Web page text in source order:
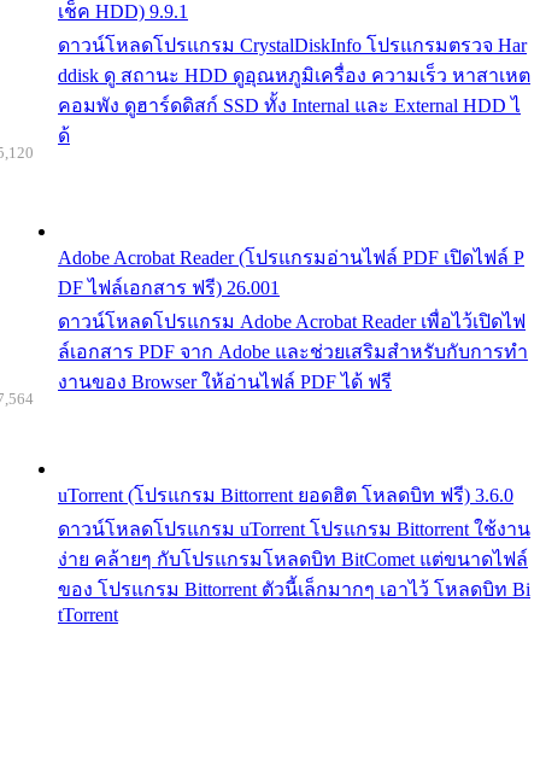
เช็ค HDD) 9.9.1
ดาวน์โหลดโปรแกรม CrystalDiskInfo โปรแกรมตรวจ Har
ddisk ดู สถานะ HDD ดูอุณหภูมิเครื่อง ความเร็ว หาสาเหต
คอมพัง ดูฮาร์ดดิสก์ SSD ทั้ง Internal และ External HDD ไ
ด้
Adobe Acrobat Reader (โปรแกรมอ่านไฟล์ PDF เปิดไฟล์ P
DF ไฟล์เอกสาร ฟรี) 26.001
ดาวน์โหลดโปรแกรม Adobe Acrobat Reader เพื่อไว้เปิดไฟ
ล์เอกสาร PDF จาก Adobe และช่วยเสริมสำหรับกับการทำ
งานของ Browser ให้อ่านไฟล์ PDF ได้ ฟรี
uTorrent (โปรแกรม Bittorrent ยอดฮิต โหลดบิท ฟรี) 3.6.0
ดาวน์โหลดโปรแกรม uTorrent โปรแกรม Bittorrent ใช้งาน
ง่าย คล้ายๆ กับโปรแกรมโหลดบิท BitComet แต่ขนาดไฟล์
ของ โปรแกรม Bittorrent ตัวนี้เล็กมากๆ เอาไว้ โหลดบิท Bi
tTorrent